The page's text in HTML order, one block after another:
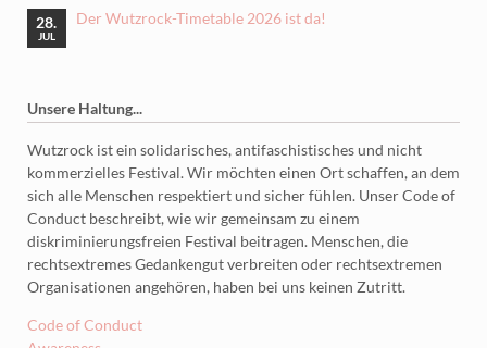
28.
JUL
Der Wutzrock-Timetable 2026 ist da!
Unsere Haltung...
Wutzrock ist ein solidarisches, antifaschistisches und nicht
kommerzielles Festival. Wir möchten einen Ort schaffen, an dem
sich alle Menschen respektiert und sicher fühlen. Unser Code of
Conduct beschreibt, wie wir gemeinsam zu einem
diskriminierungsfreien Festival beitragen. Menschen, die
rechtsextremes Gedankengut verbreiten oder rechtsextremen
Organisationen angehören, haben bei uns keinen Zutritt.
Code of Conduct